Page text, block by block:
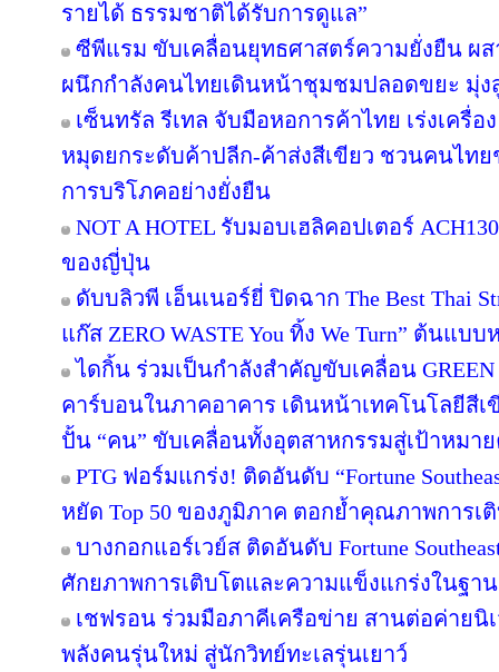
รายได้ ธรรมชาติได้รับการดูแล”
ซีพีแรม ขับเคลื่อนยุทธศาสตร์ความยั่งยืน ผสา
ผนึกกำลังคนไทยเดินหน้าชุมชมปลอดขยะ มุ่งสู่
เซ็นทรัล รีเทล จับมือหอการค้าไทย เร่งเครื่อ
หมุดยกระดับค้าปลีก-ค้าส่งสีเขียว ชวนคนไท
การบริโภคอย่างยั่งยืน
NOT A HOTEL รับมอบเฮลิคอปเตอร์
ของญี่ปุ่น
ดับบลิวพี เอ็นเนอร์ยี่ ปิดฉาก The Best Thai
แก๊ส ZERO WASTE You ทิ้ง We Turn” ต้นแ
ไดกิ้น ร่วมเป็นกำลังสำคัญขับเคลื่อน
คาร์บอนในภาคอาคาร เดินหน้าเทคโนโลยีสีเ
ปั้น “คน” ขับเคลื่อนทั้งอุตสาหกรรมสู่เป้าหมา
PTG ฟอร์มแกร่ง! ติดอันดับ “Fortune
หยัด Top 50 ของภูมิภาค ตอกย้ำคุณภาพการเ
บางกอกแอร์เวย์ส ติดอันดับ Fortune
ศักยภาพการเติบโตและความแข็งแกร่งในฐ
เชฟรอน ร่วมมือภาคีเครือข่าย สานต่อค่ายนิ
พลังคนรุ่นใหม่ สู่นักวิทย์ทะเลรุ่นเยาว์